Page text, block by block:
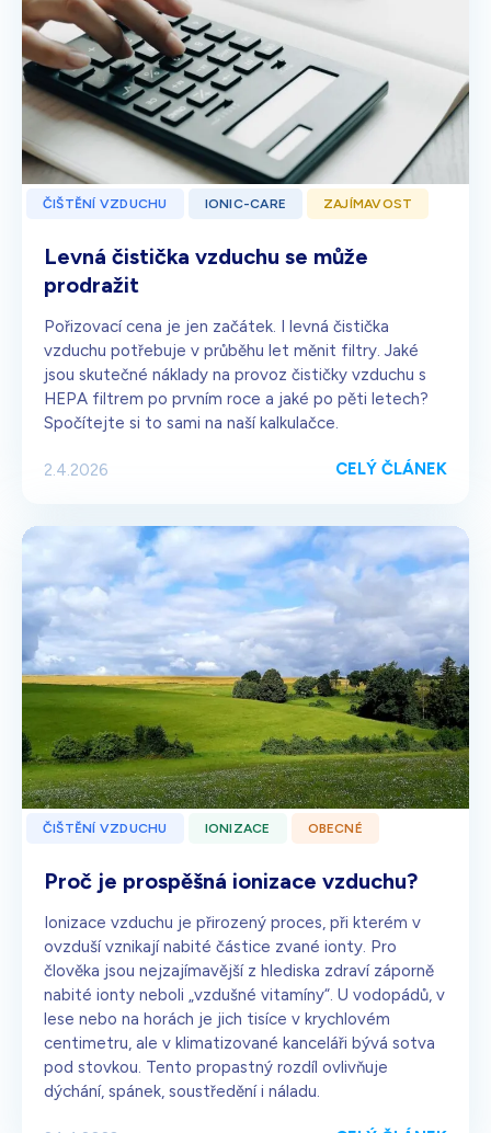
ČIŠTĚNÍ VZDUCHU IONIC-CARE ZAJÍMAVOST
Levná čistička vzduchu se může
prodražit
Pořizovací cena je jen začátek. I levná čistička
vzduchu potřebuje v průběhu let měnit filtry. Jaké
jsou skutečné náklady na provoz čističky vzduchu s
HEPA filtrem po prvním roce a jaké po pěti letech?
Spočítejte si to sami na naší kalkulačce.
2.4.2026 CELÝ ČLÁNEK
ČIŠTĚNÍ VZDUCHU IONIZACE OBECNÉ
Proč je prospěšná ionizace vzduchu?
Ionizace vzduchu je přirozený proces, při kterém v
ovzduší vznikají nabité částice zvané ionty. Pro
člověka jsou nejzajímavější z hlediska zdraví záporně
nabité ionty neboli „vzdušné vitamíny“. U vodopádů, v
lese nebo na horách je jich tisíce v krychlovém
centimetru, ale v klimatizované kanceláři bývá sotva
pod stovkou. Tento propastný rozdíl ovlivňuje
dýchání, spánek, soustředění i náladu.